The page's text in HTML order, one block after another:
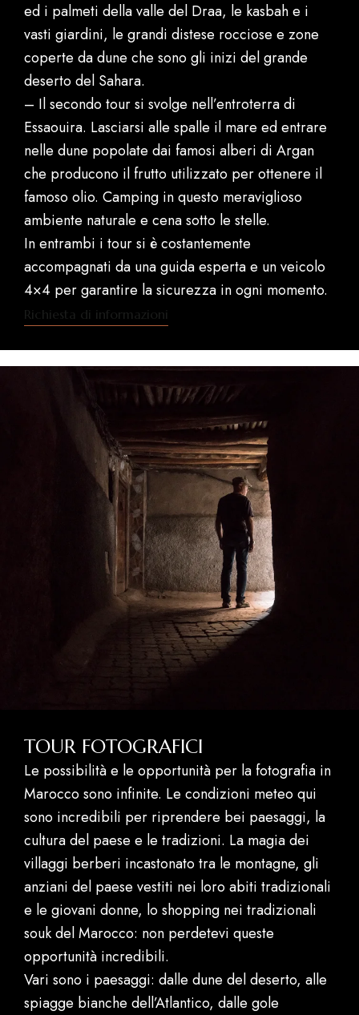
ed i palmeti della valle del Draa, le kasbah e i
vasti giardini, le grandi distese rocciose e zone
coperte da dune che sono gli inizi del grande
deserto del Sahara.
– Il secondo tour si svolge nell’entroterra di
Essaouira. Lasciarsi alle spalle il mare ed entrare
nelle dune popolate dai famosi alberi di Argan
che producono il frutto utilizzato per ottenere il
famoso olio. Camping in questo meraviglioso
ambiente naturale e cena sotto le stelle.
In entrambi i tour si è costantemente
accompagnati da una guida esperta e un veicolo
4×4 per garantire la sicurezza in ogni momento.
Richiesta di informazioni
TOUR FOTOGRAFICI
Le possibilità e le opportunità per la fotografia in
Marocco sono infinite. Le condizioni meteo qui
sono incredibili per riprendere bei paesaggi, la
cultura del paese e le tradizioni. La magia dei
villaggi berberi incastonato tra le montagne, gli
anziani del paese vestiti nei loro abiti tradizionali
e le giovani donne, lo shopping nei tradizionali
souk del Marocco: non perdetevi queste
opportunità incredibili.
Vari sono i paesaggi: dalle dune del deserto, alle
spiagge bianche dell’Atlantico, dalle gole